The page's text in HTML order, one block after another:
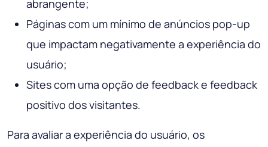
abrangente;
Páginas com um mínimo de anúncios pop-up
que impactam negativamente a experiência do
usuário;
Sites com uma opção de feedback e feedback
positivo dos visitantes.
Para avaliar a experiência do usuário, os